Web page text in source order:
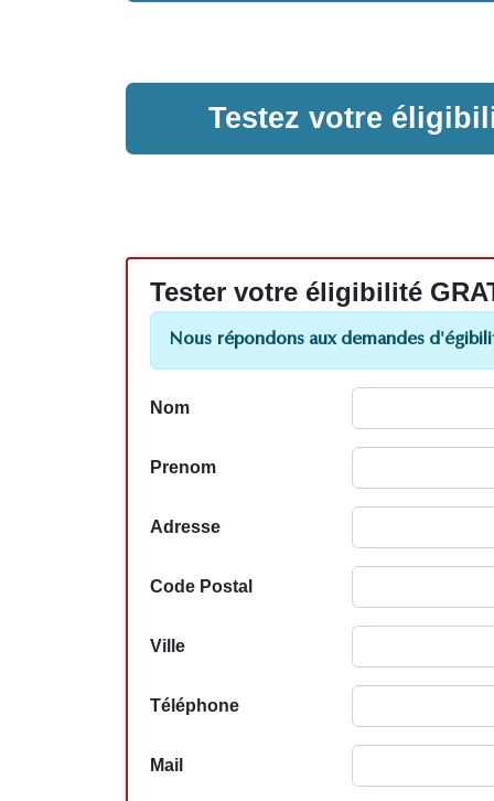
Testez votre
Tester votre éligibilité
Nous répondons aux demandes
Nom
Prenom
Adresse
Code Postal
Ville
Téléphone
Mail